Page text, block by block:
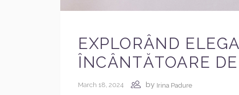
EXPLORÂND
ÎNCÂNTĂTOARE
March 18, 2024 by Irina Padure